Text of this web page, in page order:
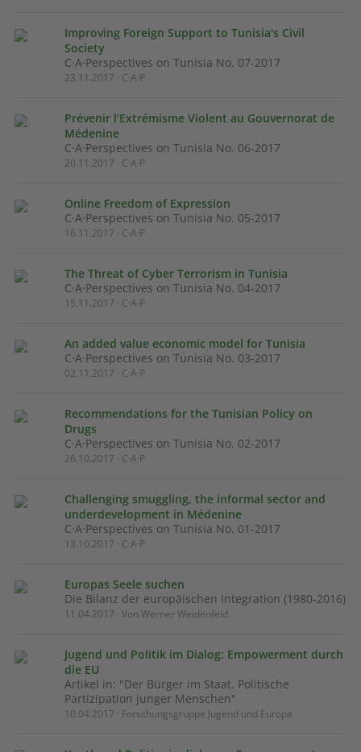
Improving Foreign Support to Tunisia's Civil
Society
C·A·Perspectives on Tunisia No. 07-2017
23.11.2017 · C·A·P
Prévenir l’Extrémisme Violent au Gouvernorat de
Médenine
C·A·Perspectives on Tunisia No. 06-2017
20.11.2017 · C·A·P
Online Freedom of Expression
C·A·Perspectives on Tunisia No. 05-2017
16.11.2017 · C·A·P
The Threat of Cyber Terrorism in Tunisia
C·A·Perspectives on Tunisia No. 04-2017
15.11.2017 · C·A·P
An added value economic model for Tunisia
C·A·Perspectives on Tunisia No. 03-2017
02.11.2017 · C·A·P
Recommendations for the Tunisian Policy on
Drugs
C·A·Perspectives on Tunisia No. 02-2017
26.10.2017 · C·A·P
Challenging smuggling, the informal sector and
underdevelopment in Médenine
C·A·Perspectives on Tunisia No. 01-2017
13.10.2017 · C·A·P
Europas Seele suchen
Die Bilanz der europäischen Integration (1980-2016)
11.04.2017 · Von Werner Weidenfeld
Jugend und Politik im Dialog: Empowerment durch
die EU
Artikel in: "Der Bürger im Staat. Politische
Partizipation junger Menschen"
10.04.2017 · Forschungsgruppe Jugend und Europa